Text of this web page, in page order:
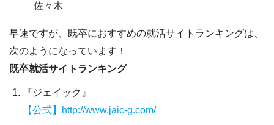
佐々木
早速ですが、既卒におすすめの就活サイトランキングは、
次のようになっています！
既卒就活サイトランキング
『ジェイック』
【公式】http://www.jaic-g.com/